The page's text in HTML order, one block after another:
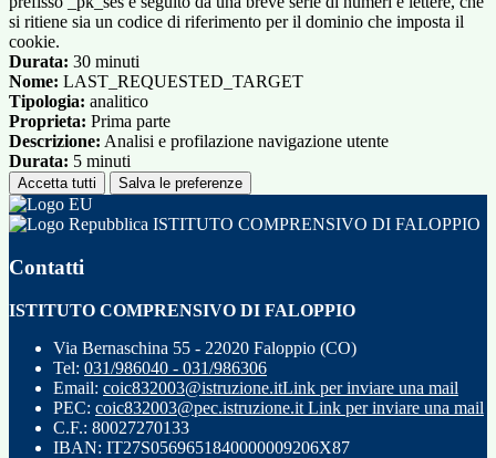
si ritiene sia un codice di riferimento per il dominio che imposta il
cookie.
Durata: 30 minuti
Nome: LAST_REQUESTED_TARGET
Tipologia: analitico
Proprieta: Prima parte
Descrizione: Analisi e profilazione navigazione utente
Durata: 5 minuti
Accetta tutti Salva le preferenze
ISTITUTO COMPRENSIVO DI FALOPPIO
Contatti
ISTITUTO COMPRENSIVO DI FALOPPIO
Via Bernaschina 55 - 22020 Faloppio (CO)
Tel: 031/986040 - 031/986306
Email: coic832003@istruzione.itLink per inviare una mail
PEC: coic832003@pec.istruzione.it Link per inviare una mail
C.F.: 80027270133
IBAN: IT27S0569651840000009206X87